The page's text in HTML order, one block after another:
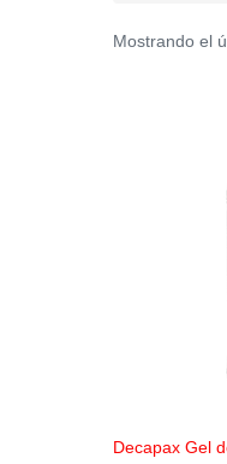
Mostrando el
Decapax Gel